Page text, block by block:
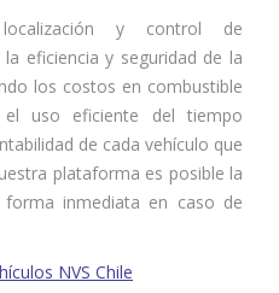
y control de
eficiencia y seguridad de la
los costos en combustible
el uso eficiente del tiempo
de cada vehículo que
plataforma es posible la
inmediata en caso de
NVS Chile